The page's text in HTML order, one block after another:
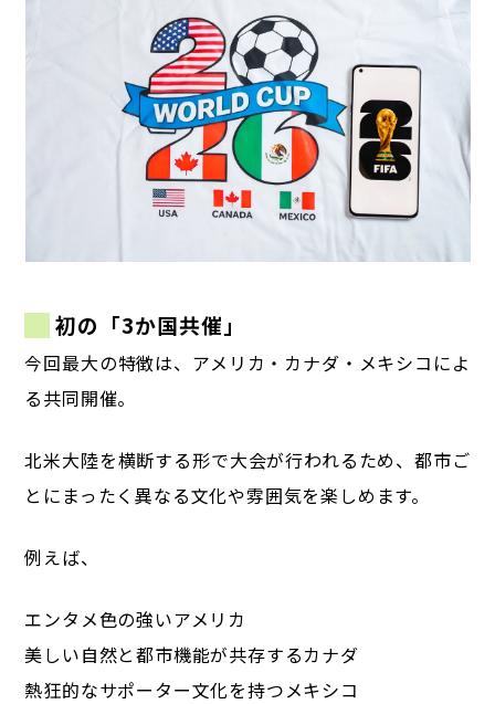
初の「3か国共催」
今回最大の特徴は、アメリカ・カナダ・メキシコによ
る共同開催。
北米大陸を横断する形で大会が行われるため、都市ご
とにまったく異なる文化や雰囲気を楽しめます。
例えば、
エンタメ色の強いアメリカ
美しい自然と都市機能が共存するカナダ
熱狂的なサポーター文化を持つメキシコ